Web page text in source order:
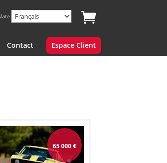
Contact Espace Client
65 000€